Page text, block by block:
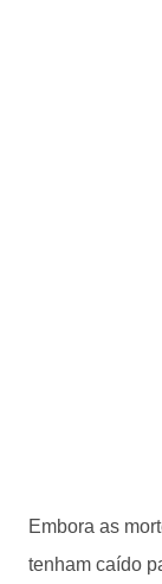
Embora as
tenham caído